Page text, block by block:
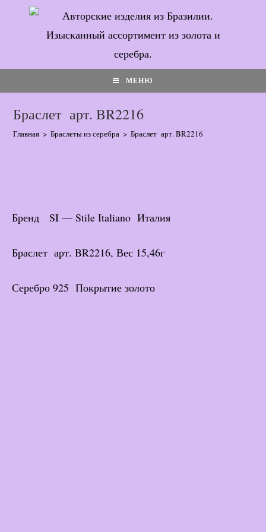
Перейти
содержимому
МЕНЮ
Браслет арт. BR2216
Главная > Браслеты из серебра > Браслет арт. BR2216
Бренд SI — Stile Italiano Италия
Браслет арт. BR2216, Вес 15,46г
Серебро 925 Покрытие золото